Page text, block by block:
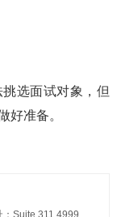
选面试对象，但
好准备。
Suite 311 4999